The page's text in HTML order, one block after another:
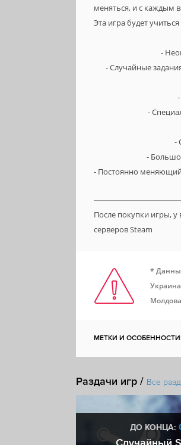
меняться, и с каждым
Эта игра будет учиться
-
- Случайные
-
-
-
- Постоянно
После покупки игры,
серверов Steam
*
МЕТКИ И
Вид сверху Слэшер
Раздачи игр / Все
ДО КОНЦА: